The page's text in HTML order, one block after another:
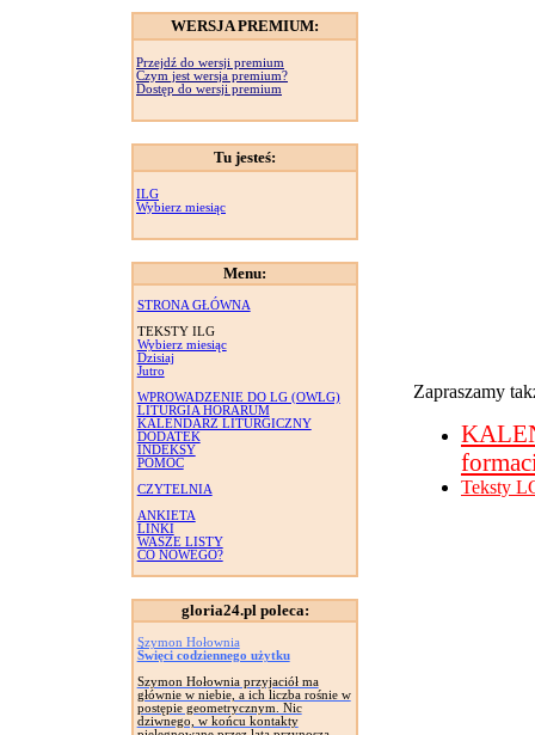
WERSJA PREMIUM:
Przejdź do wersji premium
Czym jest wersja premium?
Dostęp do wersji premium
Tu jesteś:
ILG
Wybierz miesiąc
Menu:
STRONA GŁÓWNA
TEKSTY ILG
Wybierz miesiąc
Dzisiaj
Jutro
WPROWADZENIE DO LG (OWLG)
LITURGIA HORARUM
KALENDARZ LITURGICZNY
DODATEK
INDEKSY
POMOC
CZYTELNIA
ANKIETA
LINKI
WASZE LISTY
CO NOWEGO?
gloria24.pl poleca:
Szymon Hołownia
Święci codziennego użytku
Szymon Hołownia przyjaciół ma
głównie w niebie, a ich liczba rośnie w
postępie geometrycznym. Nic
dziwnego, w końcu kontakty
Zapraszamy
Teksty